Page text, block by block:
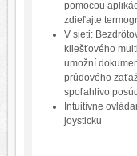
pomocou
zdieľajte
V sieti:
kliešťového
umožní
prúdového
spoľahlivo
Intuitívne
joysticku